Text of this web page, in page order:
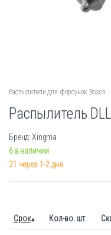
Распылители для форсунок Bosch
Распылитель
Бренд: Xingma
6 в наличии
21 через 1-2 дня
Срок Кол-во. шт.